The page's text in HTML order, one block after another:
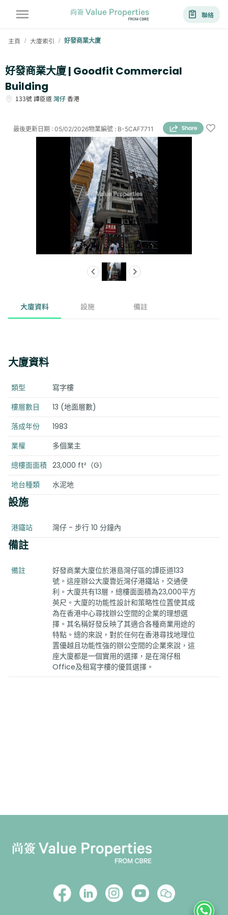
聯絡
主頁 / 大廈索引 / 好發商業大廈
好發商業大廈 | Goodfit Commercial
Building
133號譚臣道灣仔香港
物業編號 : B-5CAF7711
最後更新日期 : 05/02/2026
大廈資料 設施 備註
大廈資料
類型
寫字樓
樓層數目
13 (地面層數)
落成年份
1983
業權
多個業主
總樓面面積 23,000 ft²（G）
地台種類
水泥地
設施
港鐵站 灣仔 - 步行 10 分鐘內
備註
備註
好發商業大廈位於港島灣仔區的譚臣道133
號。這座辦公大廈靠近灣仔港鐵站，交通便
利。大廈共有13層，總樓面面積為23,000平方
英尺。大廈的功能性設計和策略性位置使其成
為在香港中心尋找辦公空間的企業的理想選
擇。其名稱好發反映了其適合各種商業用途的
特點。總的來說，對於任何在香港尋找地理位
置優越且功能性強的辦公空間的企業來說，這
座大廈都是一個實用的選擇，是在灣仔租
Office及租寫字樓的優質選擇。